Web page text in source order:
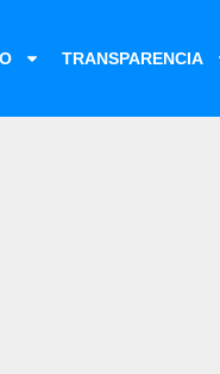
TRANSPARENCIA